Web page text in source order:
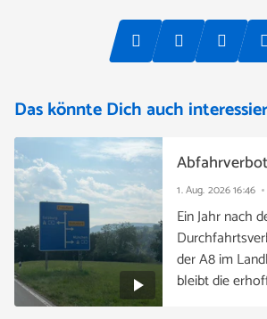
Das könnte Dich auch
1. Aug. 202616:46
Ein Jahr nach
der A8 im
bleibt die